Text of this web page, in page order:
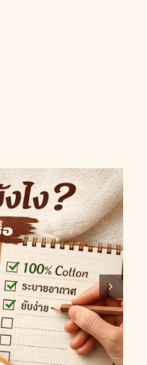
านปัก Hand
ปัก | คู่มือเริ่มต้น